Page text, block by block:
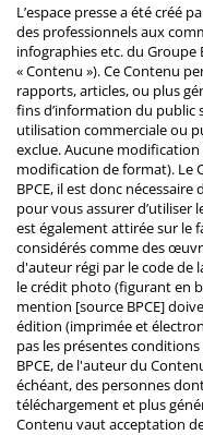
L’espace presse a été créé
des professionnels aux
infographies etc. du Groupe
« Contenu »). Ce Contenu
rapports, articles, ou plus
fins d’information du public
utilisation commerciale ou
exclue. Aucune
modification de format). Le
BPCE, il est donc nécessaire
pour vous assurer d’utiliser
est également attirée sur le
considérés comme des
d'auteur régi par le code de
le crédit photo (figurant en
mention [source BPCE]
édition (imprimée et
pas les présentes
BPCE, de l'auteur du
échéant, des personnes
téléchargement et plus
Contenu vaut acceptation